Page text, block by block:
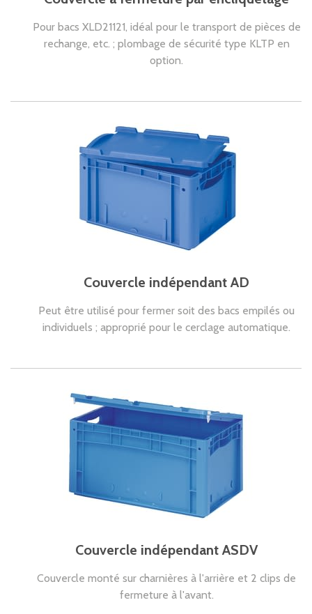
Pour bacs XLD21121, idéal pour le transport de pièces de
rechange, etc. ; plombage de sécurité type KLTP en
option.
Couvercle indépendant AD
Peut être utilisé pour fermer soit des bacs empilés ou
individuels ; approprié pour le cerclage automatique.
Couvercle indépendant ASDV
Couvercle monté sur charnières à l'arrière et 2 clips de
fermeture à l'avant.